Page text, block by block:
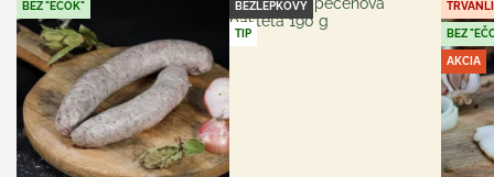
BEZ "EČOK" BEZLEPKOVÝ
TIP BEZ
AKCIA